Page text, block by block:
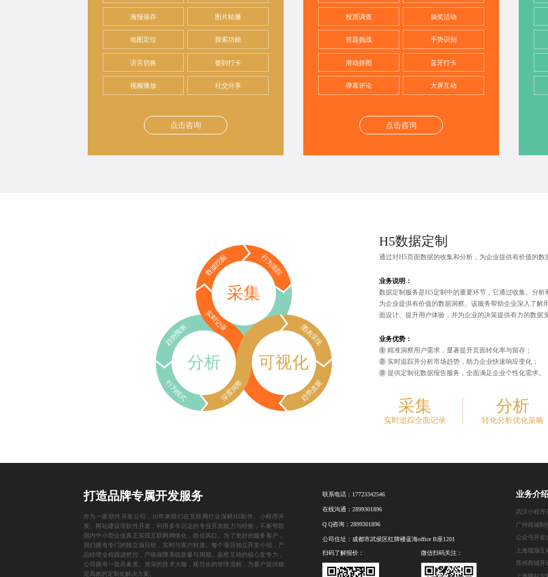
海报保存 图片轮播
地图定位 搜索功能
语言切换 签到打卡
视频播放 社交分享
点击咨询
投票调查 抽奖活动
答题挑战 手势识别
滑动拼图 蓝牙打卡
弹幕评论 大屏互动
点击咨询
采集
数据挖掘 行为追踪
实时记录
分析
趋势预测
行为模式 深度洞察
可视化
图表呈现
趋势直观
H5数据定制
通过对H5页面数据的收集和分析，为企业提供有价值的数
业务说明：
数据定制服务是H5定制中的重要环节，它通过收集、分析
为企业提供有价值的数据洞察。该服务帮助企业深入了解
面设计、提升用户体验，并为企业的决策提供有力的数据支
业务优势：
精准洞察用户需求，显著提升页面转化率与留存；
实时追踪并分析市场趋势，助力企业快速响应变化；
提供定制化数据报告服务，全面满足企业个性化需求。
采集
实时追踪全面记录
分析
转化分析优化策略
打造品牌专属开发服务
作为一家软件开发公司 ，10年来我们在互联网行业深耕 H5制作
小程序开
发
网站建设等软件开发，利用多年沉淀的专业开发能力与经验，不断帮助
国内中小型企业真正实现互联网网络化，抓住风口。为了更好的服务客户，
我们拥有专门的独立项目组，实时与客户对接。每个项目独立开发小组，产
品经理全程跟进把控，严格保障系统质量与周期。蓝橙互动的核心竞争力，
公司拥有一批高素质、资深的技术大咖，规范化的管理流程，为客户提供稳
定高效的定制化解决方案。
联系电话： 17723342546
在线沟通：2899301896
Q Q咨询：2899301896
公司住址：成都市武侯区红牌楼蓝海office B座1201
扫码了解报价： 微信扫码关注：
业务介
武汉小程序
广州商城制
公众号开发
上海现场
苏州商城开